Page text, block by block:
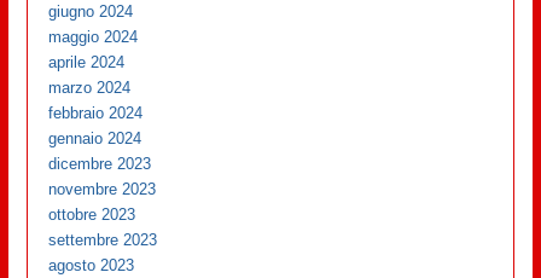
giugno 2024
maggio 2024
aprile 2024
marzo 2024
febbraio 2024
gennaio 2024
dicembre 2023
novembre 2023
ottobre 2023
settembre 2023
agosto 2023